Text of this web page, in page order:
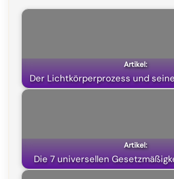
o
k
a
m
p
p
Der Lichtkörperprozess und
Die 7 universellen